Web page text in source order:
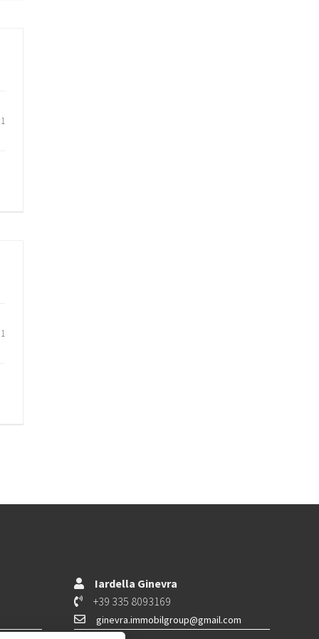
1
1
Iardella Ginevra
+39 335 8093169
ginevra.immobilgroup@gmail.com